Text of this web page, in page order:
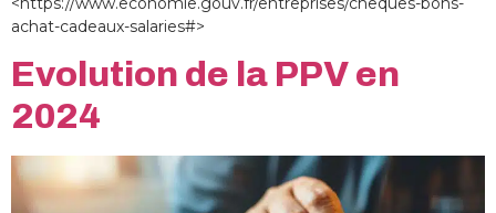
achat-cadeaux-salaries#>
Evolution de la PPV en
2024